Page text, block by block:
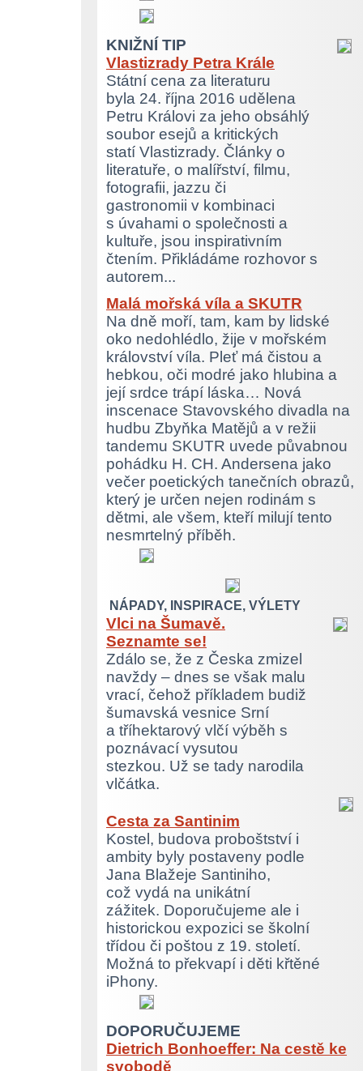
KNIŽNÍ TIP
Vlastizrady Petra Krále
Státní cena za literaturu
byla 24. října 2016 udělena
Petru Královi za jeho obsáhlý
soubor esejů a kritických
statí Vlastizrady. Články o
literatuře, o malířství, filmu,
fotografii, jazzu či
gastronomii v kombinaci
s úvahami o společnosti a
kultuře, jsou inspirativním
čtením. Přikládáme rozhovor s
autorem...
Malá mořská víla a SKUTR
Na dně moří, tam, kam by lidské
oko nedohlédlo, žije v mořském
království víla. Pleť má čistou a
hebkou, oči modré jako hlubina a
její srdce trápí láska… Nová
inscenace Stavovského divadla na
hudbu Zbyňka Matějů a v režii
tandemu SKUTR uvede půvabnou
pohádku H. CH. Andersena jako
večer poetických tanečních obrazů,
který je určen nejen rodinám s
dětmi, ale všem, kteří milují tento
nesmrtelný příběh.
NÁPADY, INSPIRACE, VÝLETY
Vlci na Šumavě.
Seznamte se!
Zdálo se, že z Česka zmizel
navždy – dnes se však malu
vrací, čehož příkladem budiž
šumavská vesnice Srní
a tříhektarový vlčí výběh s
poznávací vysutou
stezkou. Už se tady narodila
vlčátka.
Cesta za Santinim
Kostel, budova proboštství i
ambity byly postaveny podle
Jana Blažeje Santiniho,
což vydá na unikátní
zážitek. Doporučujeme ale i
historickou expozici se školní
třídou či poštou z 19. století.
Možná to překvapí i děti křtěné
iPhony.
DOPORUČUJEME
Dietrich Bonhoeffer: Na cestě ke
svobodě